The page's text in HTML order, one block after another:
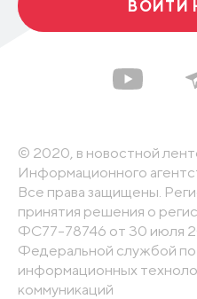
ВОЙТИ
© 2020, в новостной
Информационного
Все права защищены.
принятия решения о
ФС77-78746 от 30 июля
Федеральной службой по
информационных
коммуникаций